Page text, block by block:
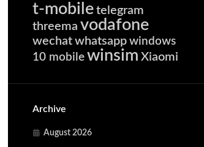
t-mobile telegram
threema vodafone
wechat whatsapp windows
10 mobile winsim Xiaomi
Archive
August 2026